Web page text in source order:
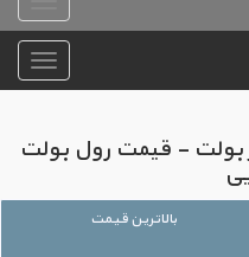
بولت - قیمت رول بولت
بالاترین قیمت